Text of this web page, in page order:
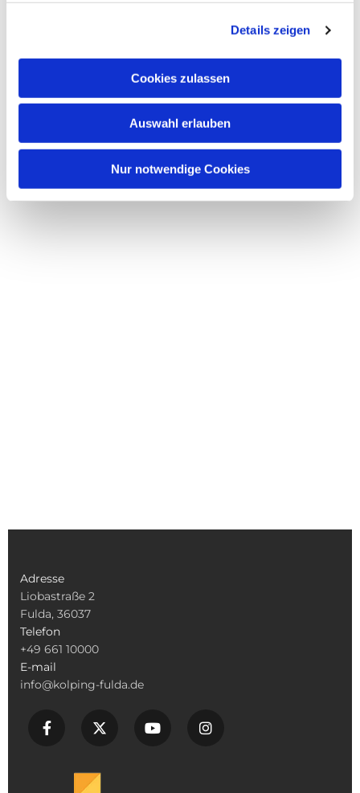
Details zeigen
Cookies zulassen
Auswahl erlauben
Nur notwendige Cookies
Dies könnte Sie auch
interessieren
Adresse
Liobastraße 2
Fulda, 36037
Telefon
+49 661 10000
E-mail
info@kolping-fulda.de